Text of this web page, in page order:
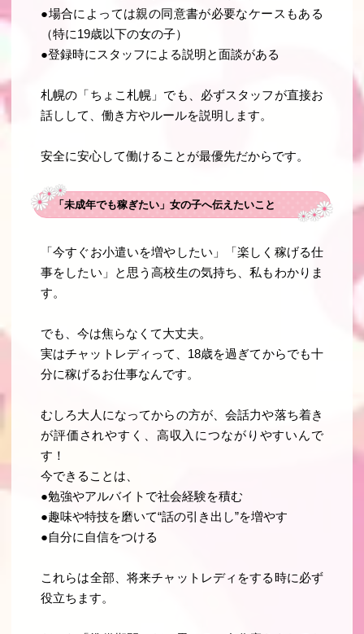
●場合によっては親の同意書が必要なケースもある
（特に19歳以下の女の子）
●登録時にスタッフによる説明と面談がある
札幌の「ちょこ札幌」でも、必ずスタッフが直接お
話しして、働き方やルールを説明します。
安全に安心して働けることが最優先だからです。
「未成年でも稼ぎたい」女の子へ伝えたいこと
「今すぐお小遣いを増やしたい」「楽しく稼げる仕
事をしたい」と思う高校生の気持ち、私もわかりま
す。
でも、今は焦らなくて大丈夫。
実はチャットレディって、 18歳を過ぎてからでも十
分に稼げるお仕事なんです。
むしろ大人になってからの方が、会話力や落ち着き
が評価されやすく、高収入につながりやすいんで
す！
今できることは、
●勉強やアルバイトで社会経験を積む
●趣味や特技を磨いて“話の引き出し”を増やす
●自分に自信をつける
これらは全部、将来チャットレディをする時に必ず
役立ちます。